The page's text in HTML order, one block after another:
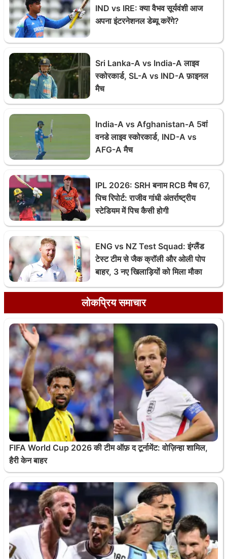
IND vs IRE: क्या वैभव सूर्यवंशी आज
अपना इंटरनेशनल डेब्यू करेंगे?
Sri Lanka-A vs India-A लाइव
स्कोरकार्ड, SL-A vs IND-A फ़ाइनल
मैच
India-A vs Afghanistan-A 5वां
वनडे लाइव स्कोरकार्ड, IND-A vs
AFG-A मैच
IPL 2026: SRH बनाम RCB मैच 67,
पिच रिपोर्ट: राजीव गांधी अंतर्राष्ट्रीय
स्टेडियम में पिच कैसी होगी
ENG vs NZ Test Squad: इंग्लैंड
टेस्ट टीम से जैक क्रॉली और ओली पोप
बाहर, 3 नए खिलाड़ियों को मिला मौका
लोकप्रिय समाचार
FIFA World Cup 2026 की टीम ऑफ़ द टूर्नामेंट: वोज़िन्हा शामिल,
हैरी केन बाहर